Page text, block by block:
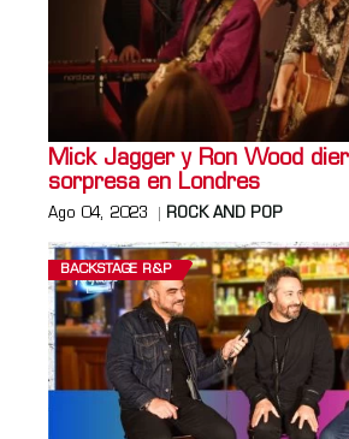
Mick Jagger y Ron Wood
sorpresa en Londres
Ago 04, 2023 ROCK AND POP
BACKSTAGE R&P